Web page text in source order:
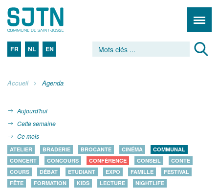
FR NL EN
Accueil Agenda
Aujourd'hui
Cette semaine
Ce mois
ATELIER BRADERIE BROCANTE CINÉMA
COMMUNAL
CONCERT
CONCOURS CONFÉRENCE CONSEIL
CONTE
COURS
DÉBAT ETUDIANT EXPO FAMILLE
FESTIVAL
FÊTE
FORMATION KIDS LECTURE
NIGHTLIFE